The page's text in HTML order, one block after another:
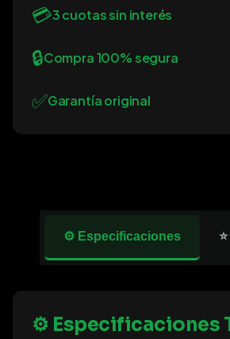
💳3 cuotas sin interés
🔒Compra 100% segura
✅Garantía original
⚙️ Especificaciones
⚙️ Especificaciones